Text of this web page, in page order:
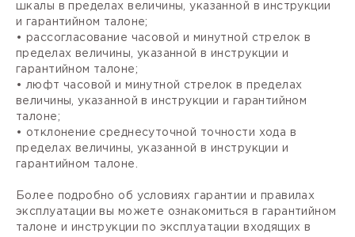
шкалы в пределах величины, указанной в инструкции
и гарантийном талоне;
• рассогласование часовой и минутной стрелок в
пределах величины, указанной в инструкции и
гарантийном талоне;
• люфт часовой и минутной стрелок в пределах
величины, указанной в инструкции и гарантийном
талоне;
• отклонение среднесуточной точности хода в
пределах величины, указанной в инструкции и
гарантийном талоне.
Более подробно об условиях гарантии и правилах
эксплуатации вы можете ознакомиться в гарантийном
талоне и инструкции по эксплуатации входящих в